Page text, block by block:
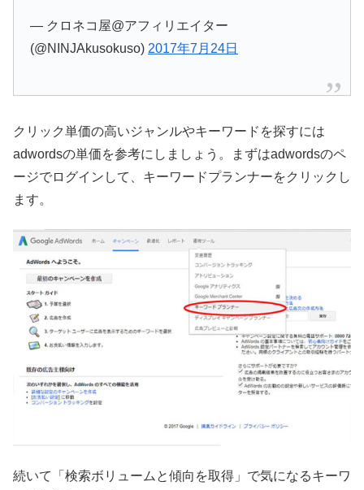
— クロネコ屋@アフィリエイター
(@NINJAkusokuso) 2017年7月24日
クリック単価の高いジャンルやキーワードを探すには
adwordsの単価を参考にしましょう。まずはadwordsのペ
ージでログインして、キーワードプランナーをクリックし
ます。
続いて「検索ボリュームと傾向を取得」で気になるキーワ